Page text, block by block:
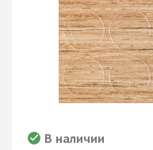
В наличии